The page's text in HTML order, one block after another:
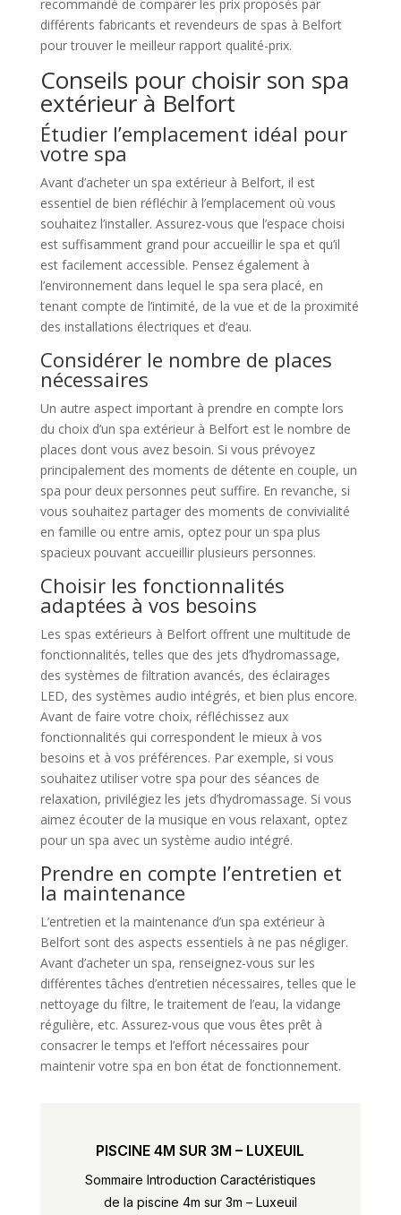
recommandé de comparer les prix proposés par
différents fabricants et revendeurs de spas à Belfort
pour trouver le meilleur rapport qualité-prix.
Conseils pour choisir son spa
extérieur à Belfort
Étudier l’emplacement idéal pour
votre spa
Avant d’acheter un spa extérieur à Belfort, il est
essentiel de bien réfléchir à l’emplacement où vous
souhaitez l’installer. Assurez-vous que l’espace choisi
est suffisamment grand pour accueillir le spa et qu’il
est facilement accessible. Pensez également à
l’environnement dans lequel le spa sera placé, en
tenant compte de l’intimité, de la vue et de la proximité
des installations électriques et d’eau.
Considérer le nombre de places
nécessaires
Un autre aspect important à prendre en compte lors
du choix d’un spa extérieur à Belfort est le nombre de
places dont vous avez besoin. Si vous prévoyez
principalement des moments de détente en couple, un
spa pour deux personnes peut suffire. En revanche, si
vous souhaitez partager des moments de convivialité
en famille ou entre amis, optez pour un spa plus
spacieux pouvant accueillir plusieurs personnes.
Choisir les fonctionnalités
adaptées à vos besoins
Les spas extérieurs à Belfort offrent une multitude de
fonctionnalités, telles que des jets d’hydromassage,
des systèmes de filtration avancés, des éclairages
LED, des systèmes audio intégrés, et bien plus encore.
Avant de faire votre choix, réfléchissez aux
fonctionnalités qui correspondent le mieux à vos
besoins et à vos préférences. Par exemple, si vous
souhaitez utiliser votre spa pour des séances de
relaxation, privilégiez les jets d’hydromassage. Si vous
aimez écouter de la musique en vous relaxant, optez
pour un spa avec un système audio intégré.
Prendre en compte l’entretien et
la maintenance
L’entretien et la maintenance d’un spa extérieur à
Belfort sont des aspects essentiels à ne pas négliger.
Avant d’acheter un spa, renseignez-vous sur les
différentes tâches d’entretien nécessaires, telles que le
nettoyage du filtre, le traitement de l’eau, la vidange
régulière, etc. Assurez-vous que vous êtes prêt à
consacrer le temps et l’effort nécessaires pour
maintenir votre spa en bon état de fonctionnement.
PISCINE 4M SUR 3M – LUXEUIL
Sommaire Introduction Caractéristiques
de la piscine 4m sur 3m – Luxeuil